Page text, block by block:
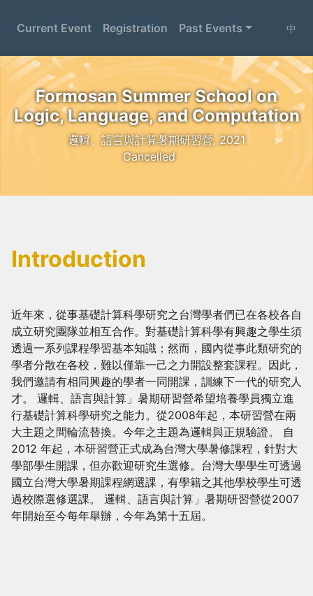
Current Event Registration Past Events 中
Formosan Summer School on
Logic, Language, and Computation
邏輯、語言與計算暑期研習營, 2021
Cancelled
Introduction
近年來，從事基礎計算科學研究之台灣學者們已在各校各自
成立研究團隊並相互合作。對基礎計算科學有興趣之學生須
透過一系列課程學習基本知識；然而，國內從事此類研究的
學者分散在各校，難以僅靠一己之力開設整套課程。因此，
我們邀請有相同興趣的學者一同開課，訓練下一代的研究人
才。 邏輯、語言與計算」暑期研習營希望培養學員獨立進
行基礎計算科學研究之能力。從2008年起，本研習營在兩
大主題之間輪流替換。今年之主題為邏輯與正規驗證。 自
2012 年起，本研習營正式成為台灣大學暑修課程，針對大
學部學生開課，但亦歡迎研究生選修。台灣大學學生可透過
國立台灣大學暑期課程網選課，有學籍之其他學校學生可透
過校際選修選課。 邏輯、語言與計算」暑期研習營從2007
年開始至今每年舉辦，今年為第十五屆。